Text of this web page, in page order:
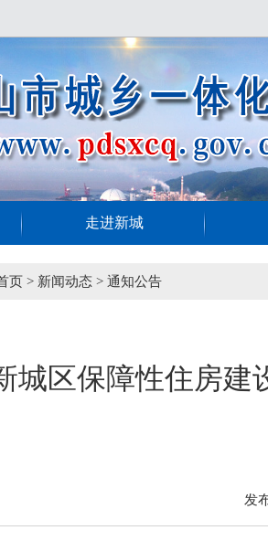
走进新城
页 > 新闻动态 > 通知公告
城区保障性住房建
发